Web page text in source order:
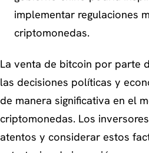
implementar regulaciones
criptomonedas.
La venta de bitcoin por parte
las decisiones políticas y
de manera significativa en el
criptomonedas. Los
atentos y considerar estos